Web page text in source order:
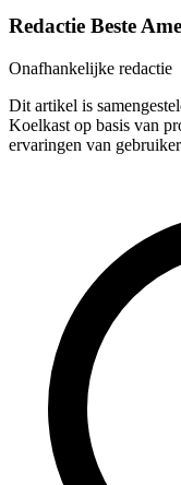
Redactie Beste
Onafhankelijke redactie
Dit artikel is
Koelkast op basis van
ervaringen van